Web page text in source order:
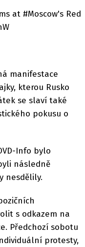
at #Moscow's Red
manifestace
kterou Rusko
se slaví také
pokusu o
Info bylo
následně
nesdělily.
s odkazem na
Předchozí sobotu
protesty,